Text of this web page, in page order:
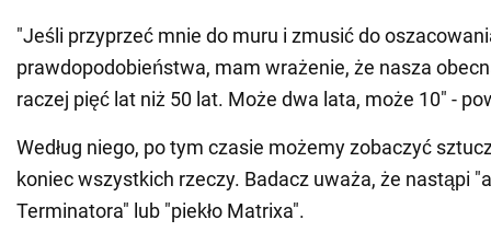
"Jeśli przyprzeć mnie do muru i zmusić do
prawdopodobieństwa, mam wrażenie, że nasza
raczej pięć lat niż 50 lat. Może dwa lata, może 10" -
Według niego, po tym czasie możemy zobaczyć
koniec wszystkich rzeczy. Badacz uważa, że nastąpi
Terminatora" lub "piekło Matrixa".